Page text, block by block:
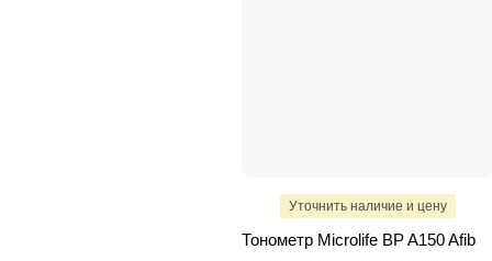
Уточнить наличие и цену
Тонометр Microlife BP A150 Afib